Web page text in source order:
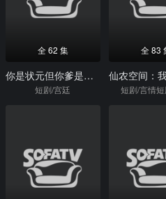
全 62 集
你是状元但你爹是王爷
短剧/宫廷
全 83
短剧/言情